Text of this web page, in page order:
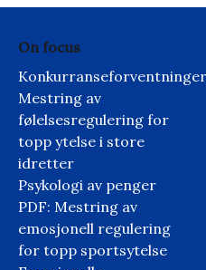
On focus
Mestring av
følelsesregulering for
topp ytelse i store
idretter
Psykologi av penger
PDF: Mestring av
emosjonell regulering
for topp sportsytelse